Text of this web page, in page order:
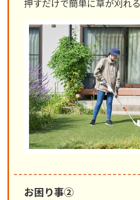
押すだけで簡単に草が刈れる
お困り事②